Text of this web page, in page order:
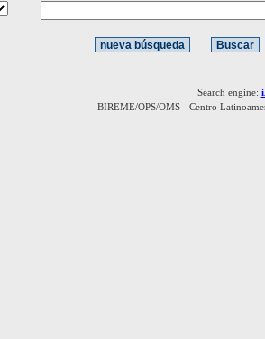
Search engine:
BIREME/OPS/OMS - Centro